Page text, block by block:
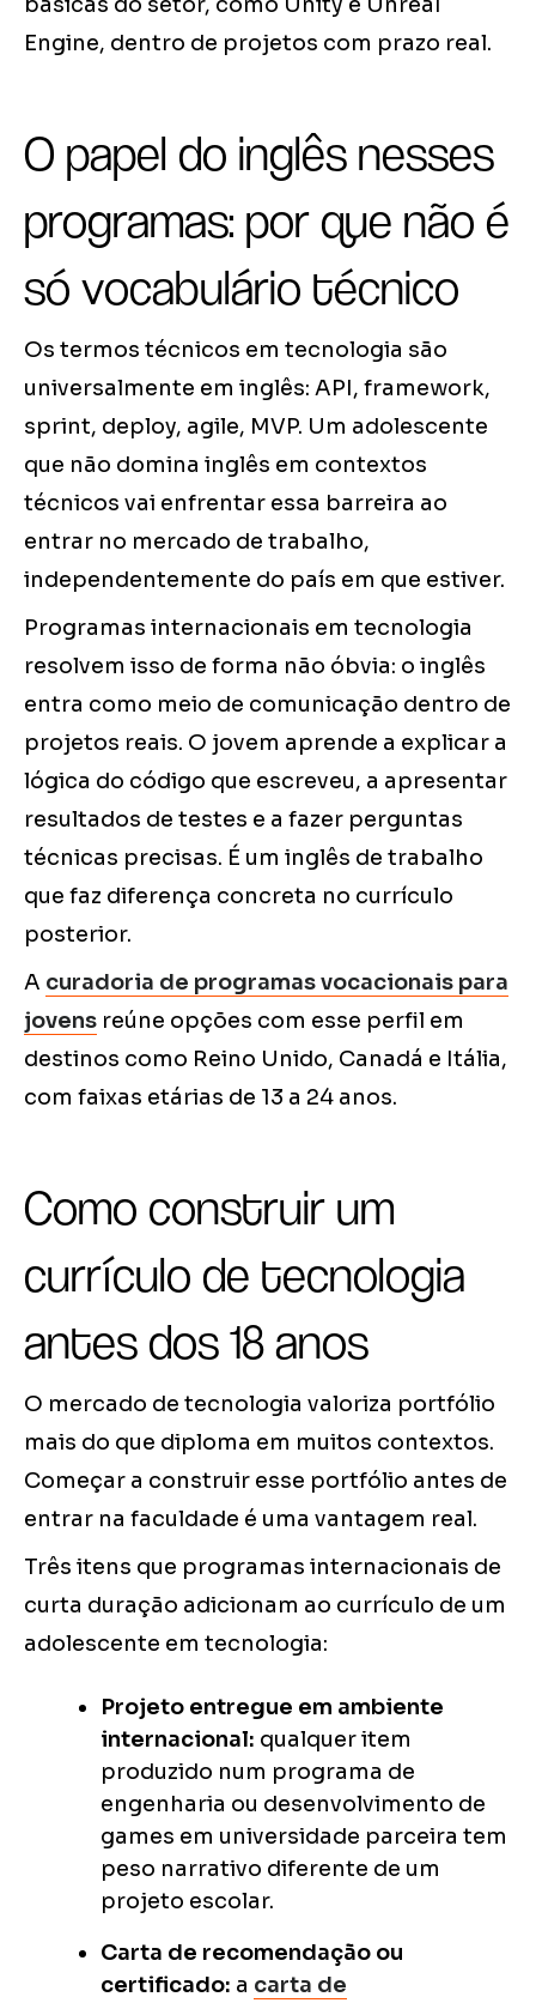
Engine, dentro de projetos com prazo real.
O papel do inglês nesses
programas: por que não é
só vocabulário técnico
Os termos técnicos em tecnologia são
universalmente em inglês: API, framework,
sprint, deploy, agile, MVP. Um adolescente
que não domina inglês em contextos
técnicos vai enfrentar essa barreira ao
entrar no mercado de trabalho,
independentemente do país em que estiver.
Programas internacionais em tecnologia
resolvem isso de forma não óbvia: o inglês
entra como meio de comunicação dentro de
projetos reais. O jovem aprende a explicar a
lógica do código que escreveu, a apresentar
resultados de testes e a fazer perguntas
técnicas precisas. É um inglês de trabalho
que faz diferença concreta no currículo
posterior.
A curadoria de programas vocacionais para
jovens reúne opções com esse perfil em
destinos como Reino Unido, Canadá e Itália,
com faixas etárias de 13 a 24 anos.
Como construir um
currículo de tecnologia
antes dos 18 anos
O mercado de tecnologia valoriza portfólio
mais do que diploma em muitos contextos.
Começar a construir esse portfólio antes de
entrar na faculdade é uma vantagem real.
Três itens que programas internacionais de
curta duração adicionam ao currículo de um
adolescente em tecnologia:
Projeto entregue em ambiente
internacional: qualquer item
produzido num programa de
engenharia ou desenvolvimento de
games em universidade parceira tem
peso narrativo diferente de um
projeto escolar.
Carta de recomendação ou
certificado: a carta de